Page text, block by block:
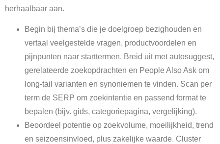
herhaalbaar aan.
Begin bij thema’s die je doelgroep bezighouden en
vertaal veelgestelde vragen, productvoordelen en
pijnpunten naar starttermen. Breid uit met autosuggest,
gerelateerde zoekopdrachten en People Also Ask om
long-tail varianten en synoniemen te vinden. Scan per
term de SERP om zoekintentie en passend format te
bepalen (bijv. gids, categoriepagina, vergelijking).
Beoordeel potentie op zoekvolume, moeilijkheid, trend
en seizoensinvloed, plus zakelijke waarde. Cluster